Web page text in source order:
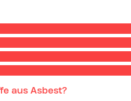
aus Asbest?